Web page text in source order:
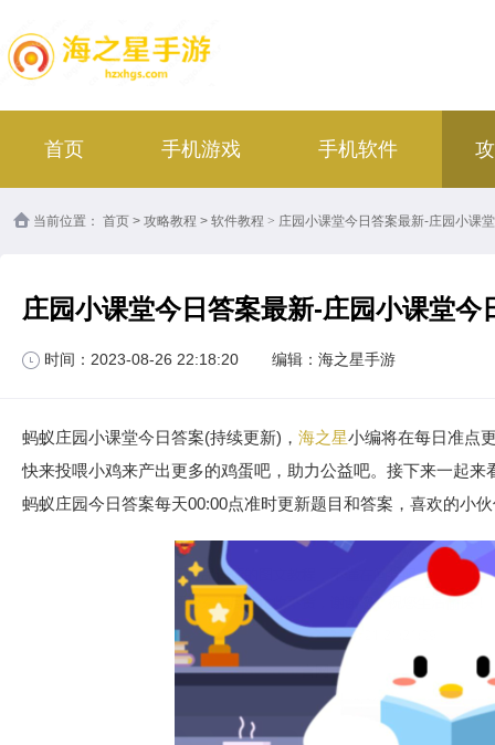
首页 手机游戏 手机软件
当前位置： 首页 > 攻略教程 > 软件教程 > 庄园小课堂今日答案最新-庄园小课
庄园小课堂今日答案最新-庄园小课堂今
时间：2023-08-26 22:18:20 编辑：海之星手游
蚂蚁庄园小课堂今日答案(持续更新)， 海之星小编将在每日准点
快来投喂小鸡来产出更多的鸡蛋吧，助力公益吧。接下来一起
蚂蚁庄园今日答案每天00:00点准时更新题目和答案，喜欢的小